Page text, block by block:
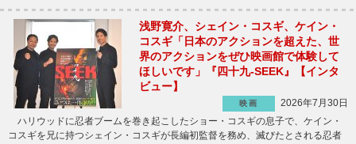
浅野寛介、シェイン・コスギ、ケイン・
コスギ「日本のアクションを超えた、世
界のアクションをぜひ映画館で体験して
ほしいです」『四十九-SEEK』【インタ
ビュー】
映画
2026年7月30日
ハリウッドに忍者ブームを巻き起こしたショー・コスギの息子で、ケイン・
コスギを兄に持つシェイン・コスギが長編初監督を務め、滅びたとされる忍者